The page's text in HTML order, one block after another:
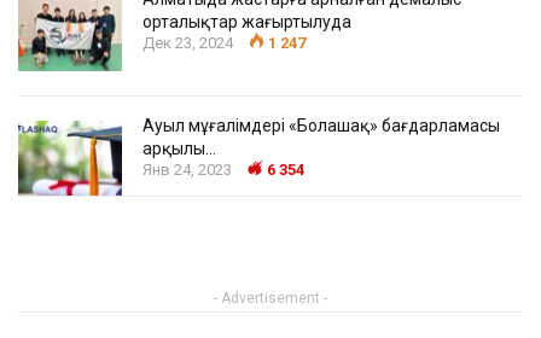
орталықтар жаңғыртылуда
Дек 23, 2024 1 247
Ауыл мұғалімдері «Болашақ» бағдарламасы
арқылы…
Янв 24, 2023 6 354
- Advertisement -